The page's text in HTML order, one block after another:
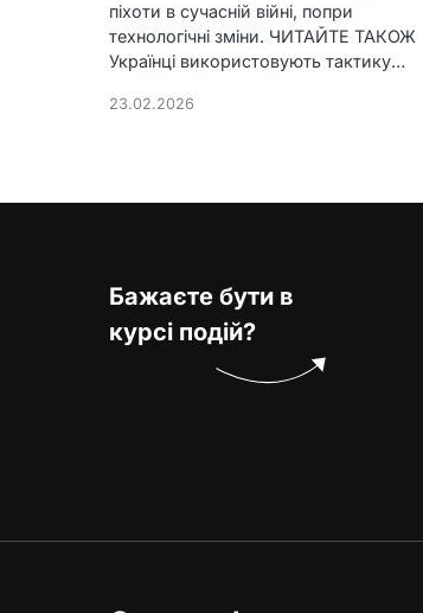
піхоти в сучасній війні, попри
технологічні зміни. ЧИТАЙТЕ ТАКОЖ
Українці використовують тактику…
23.02.2026
Бажаєте бути в
курсі подій?